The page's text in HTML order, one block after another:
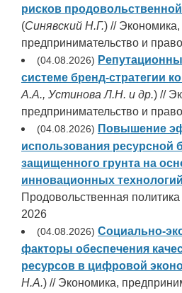
рисков
(Синявский Н.Г.) // Экономика,
предпринимательство и
(04.08.2026)
системе бренд-стратегии
А.А., Устинова Л.Н. и др.) //
предпринимательство и
(04.08.2026) Повышение
использования ресурсной
защищенного грунта на
инновационных технологий
Продовольственная
2026
(04.08.2026) Социально-
факторы обеспечения
ресурсов в цифровой
Н.А.) // Экономика,